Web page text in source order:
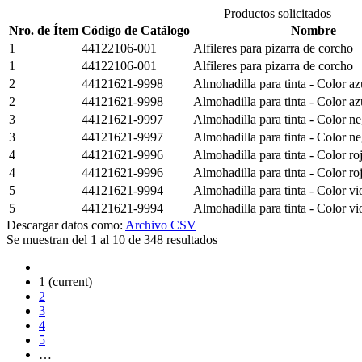
Productos solicitados
Nro. de Ítem Código de Catálogo
Nombre
1
44122106-001
Alfileres para pizarra de corcho
1
44122106-001
Alfileres para pizarra de corcho
2
44121621-9998
Almohadilla para tinta - Color
2
44121621-9998
Almohadilla para tinta - Color
3
44121621-9997
Almohadilla para tinta - Color
3
44121621-9997
Almohadilla para tinta - Color
4
44121621-9996
Almohadilla para tinta - Color
4
44121621-9996
Almohadilla para tinta - Color
5
44121621-9994
Almohadilla para tinta - Color
5
44121621-9994
Almohadilla para tinta - Color
Descargar datos como: Archivo CSV
Se muestran del 1 al 10 de 348 resultados
1 (current)
2
3
4
5
…